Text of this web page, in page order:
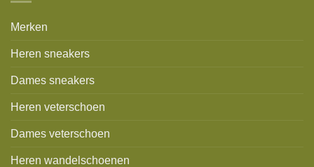
Merken
Heren sneakers
Dames sneakers
Heren veterschoen
Dames veterschoen
Heren wandelschoenen